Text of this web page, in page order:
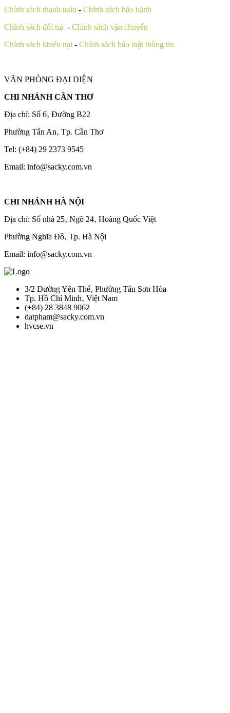
Chính sách thanh toán - Chính sách bảo hành
Chính sách đổi trả - Chính sách vận chuyển
Chính sách khiếu nại - Chính sách bảo mật thông tin
VĂN PHÒNG ĐẠI DIỆN
CHI NHÁNH CẦN THƠ
Địa chỉ: Số 6‚ Đường B22
Phường Tân An‚ Tp. Cần Thơ
Tel: (+84) 29 2373 9545
Email: info@sacky.com.vn
CHI NHÁNH HÀ NỘI
Địa chỉ: Số nhà 25‚ Ngõ 24‚ Hoàng Quốc Việt
Phường Nghĩa Đô‚ Tp. Hà Nội
Email: info@sacky.com.vn
3/2 Đường Yên Thế‚ Phường Tân Sơn Hòa
Tp. Hồ Chí Minh‚ Việt Nam
(+84) 28 3848 9062
datpham@sacky.com.vn
hvcse.vn